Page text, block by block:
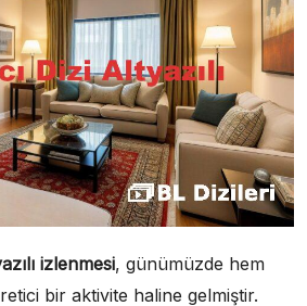
izlenmesi, günümüzde hem
bir aktivite haline gelmiştir.